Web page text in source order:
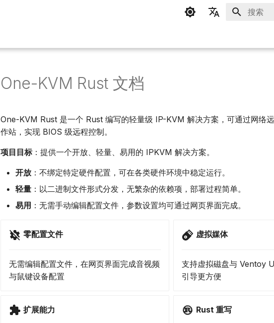
One-KVM Rust 文档
One-KVM Rust 是一个 Rust 编写的轻量级 IP-KVM 解决方案，可通过网络
作站，实现 BIOS 级远程控制。
项目目标：提供一个开放、轻量、易用的 IPKVM 解决方案。
开放 ：不绑定特定硬件配置，可在各类硬件环境中稳定运行。
轻量 ：以二进制文件形式分发，无繁杂的依赖项，部署过程简单。
易用 ：无需手动编辑配置文件，参数设置均可通过网页界面完成。
零配置文件
无需编辑配置文件，在网页界面完成音视频
与鼠键设备配置
虚拟媒体
支持虚拟磁盘与 Ventoy
引导更方便
扩展能力 Rust 重写